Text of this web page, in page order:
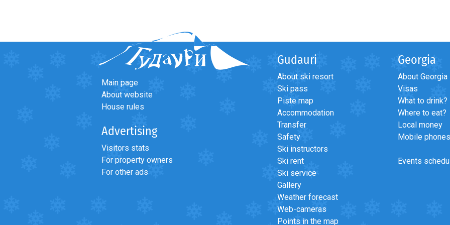
Main page
About website
House rules
Advertising
Visitors stats
For property owners
For other ads
Gudauri
About ski resort
Ski pass
Piste map
Accommodation
Transfer
Safety
Ski instructors
Ski rent
Ski service
Gallery
Weather forecast
Web-cameras
Points in the map
Georgia
About Georgia
Visas
What to drink?
Where to eat?
Local money
Mobile phones
Events